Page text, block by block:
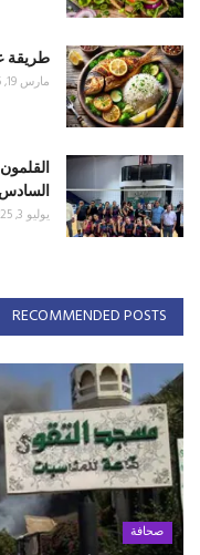
طريقة
مارس 19, 2025
يوليو 3, 2025
RECOMMENDED POSTS
صحافة